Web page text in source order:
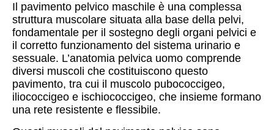
Il pavimento pelvico maschile è una complessa
struttura muscolare situata alla base della pelvi,
fondamentale per il sostegno degli organi pelvici e
il corretto funzionamento del sistema urinario e
sessuale. L’anatomia pelvica uomo comprende
diversi muscoli che costituiscono questo
pavimento, tra cui il muscolo pubococcigeo,
iliococcigeo e ischiococcigeo, che insieme formano
una rete resistente e flessibile.